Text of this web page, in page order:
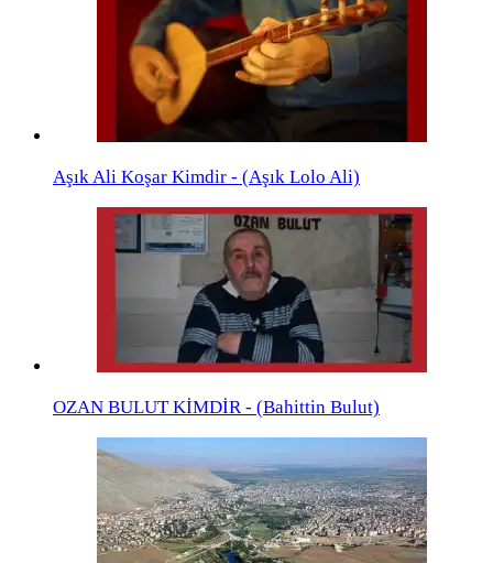
Aşık Ali Koşar Kimdir - (Aşık Lolo Ali)
OZAN BULUT KİMDİR - (Bahittin Bulut)